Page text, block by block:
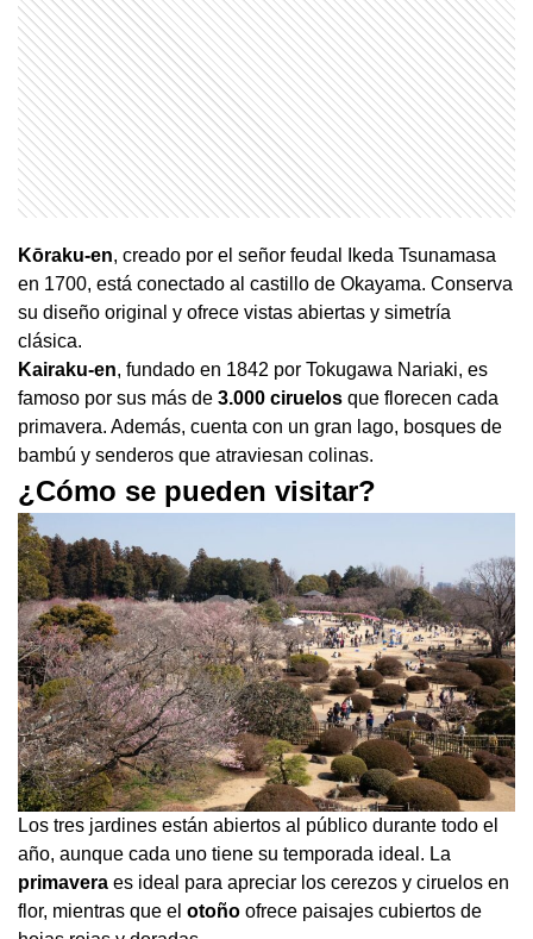
Kōraku-en, creado por el señor feudal Ikeda Tsunamasa
en 1700, está conectado al castillo de Okayama. Conserva
su diseño original y ofrece vistas abiertas y simetría
clásica.
Kairaku-en, fundado en 1842 por Tokugawa Nariaki, es
famoso por sus más de 3.000 ciruelos que florecen cada
primavera. Además, cuenta con un gran lago, bosques de
bambú y senderos que atraviesan colinas.
¿Cómo se pueden visitar?
Los tres jardines están abiertos al público durante todo el
año, aunque cada uno tiene su temporada ideal. La
primavera es ideal para apreciar los cerezos y ciruelos en
flor, mientras que el otoño ofrece paisajes cubiertos de